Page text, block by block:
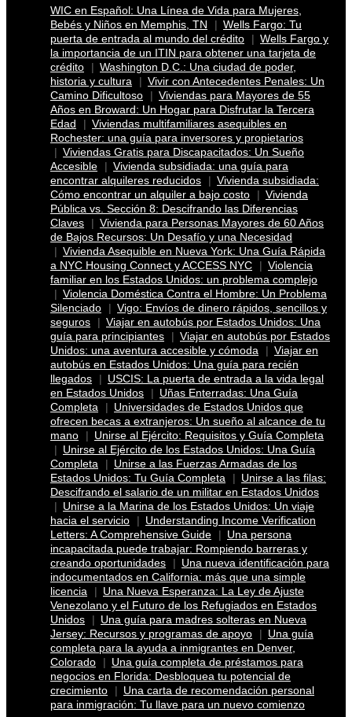
WIC en Español: Una Línea de Vida para Mujeres,
Bebés y Niños en Memphis, TN
Wells Fargo: Tu
puerta de entrada al mundo del crédito
Wells Fargo y
la importancia de un ITIN para obtener una tarjeta de
crédito
Washington D.C.: Una ciudad de poder,
historia y cultura
Vivir con Antecedentes Penales: Un
Camino Dificultoso
Viviendas para Mayores de 55
Años en Broward: Un Hogar para Disfrutar la Tercera
Edad
Viviendas multifamiliares asequibles en
Rochester: una guía para inversores y propietarios
Viviendas Gratis para Discapacitados: Un Sueño
Accesible
Vivienda subsidiada: una guía para
encontrar alquileres reducidos
Vivienda subsidiada:
Cómo encontrar un alquiler a bajo costo
Vivienda
Pública vs. Sección 8: Descifrando las Diferencias
Claves
Vivienda para Personas Mayores de 60 Años
de Bajos Recursos: Un Desafío y una Necesidad
Vivienda Asequible en Nueva York: Una Guía Rápida
a NYC Housing Connect y ACCESS NYC
Violencia
familiar en los Estados Unidos: un problema complejo
Violencia Doméstica Contra el Hombre: Un Problema
Silenciado
Vigo: Envíos de dinero rápidos, sencillos y
seguros
Viajar en autobús por Estados Unidos: Una
guía para principiantes
Viajar en autobús por Estados
Unidos: una aventura accesible y cómoda
Viajar en
autobús en Estados Unidos: Una guía para recién
llegados
USCIS: La puerta de entrada a la vida legal
en Estados Unidos
Uñas Enterradas: Una Guía
Completa
Universidades de Estados Unidos que
ofrecen becas a extranjeros: Un sueño al alcance de tu
mano
Unirse al Ejército: Requisitos y Guía Completa
Unirse al Ejército de los Estados Unidos: Una Guía
Completa
Unirse a las Fuerzas Armadas de los
Estados Unidos: Tu Guía Completa
Unirse a las filas:
Descifrando el salario de un militar en Estados Unidos
Unirse a la Marina de los Estados Unidos: Un viaje
hacia el servicio
Understanding Income Verification
Letters: A Comprehensive Guide
Una persona
incapacitada puede trabajar: Rompiendo barreras y
creando oportunidades
Una nueva identificación para
indocumentados en California: más que una simple
licencia
Una Nueva Esperanza: La Ley de Ajuste
Venezolano y el Futuro de los Refugiados en Estados
Unidos
Una guía para madres solteras en Nueva
Jersey: Recursos y programas de apoyo
Una guía
completa para la ayuda a inmigrantes en Denver,
Colorado
Una guía completa de préstamos para
negocios en Florida: Desbloquea tu potencial de
crecimiento
Una carta de recomendación personal
para inmigración: Tu llave para un nuevo comienzo